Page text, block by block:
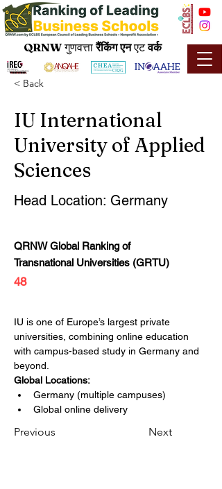
QRNWगुणवत्तारैंकिंग एनएटवर्क
< Back
IU International
University of Applied
Sciences
Head Location: Germany
QRNW Global Ranking of
Transnational Universities (GRTU)
48
IU is one of Europe’s largest private
universities, combining online education
with campus-based study in Germany and
beyond.
Global Locations:
Germany (multiple campuses)
Global online delivery
Previous Next